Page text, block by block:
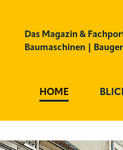
Das Magazin &
Baumaschinen |
HOME